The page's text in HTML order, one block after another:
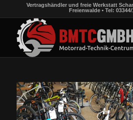
Vertragshändler und freie Werkstatt
Freienwalde • Tel: 03344/